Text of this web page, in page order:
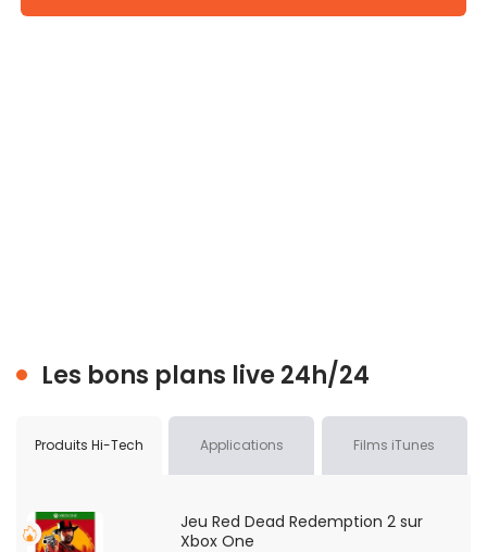
Les bons plans live 24h/24
Produits Hi-Tech Applications Films iTunes
Jeu Red Dead Redemption 2 sur
Xbox One